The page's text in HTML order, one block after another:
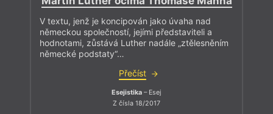
V textu, jenž je koncipován jako úvaha nad
německou společností, jejími představiteli a
hodnotami, zůstává Luther nadále „ztělesněním
německé podstaty“…
Přečíst
Esejistika – Esej
Z čísla 18/2017